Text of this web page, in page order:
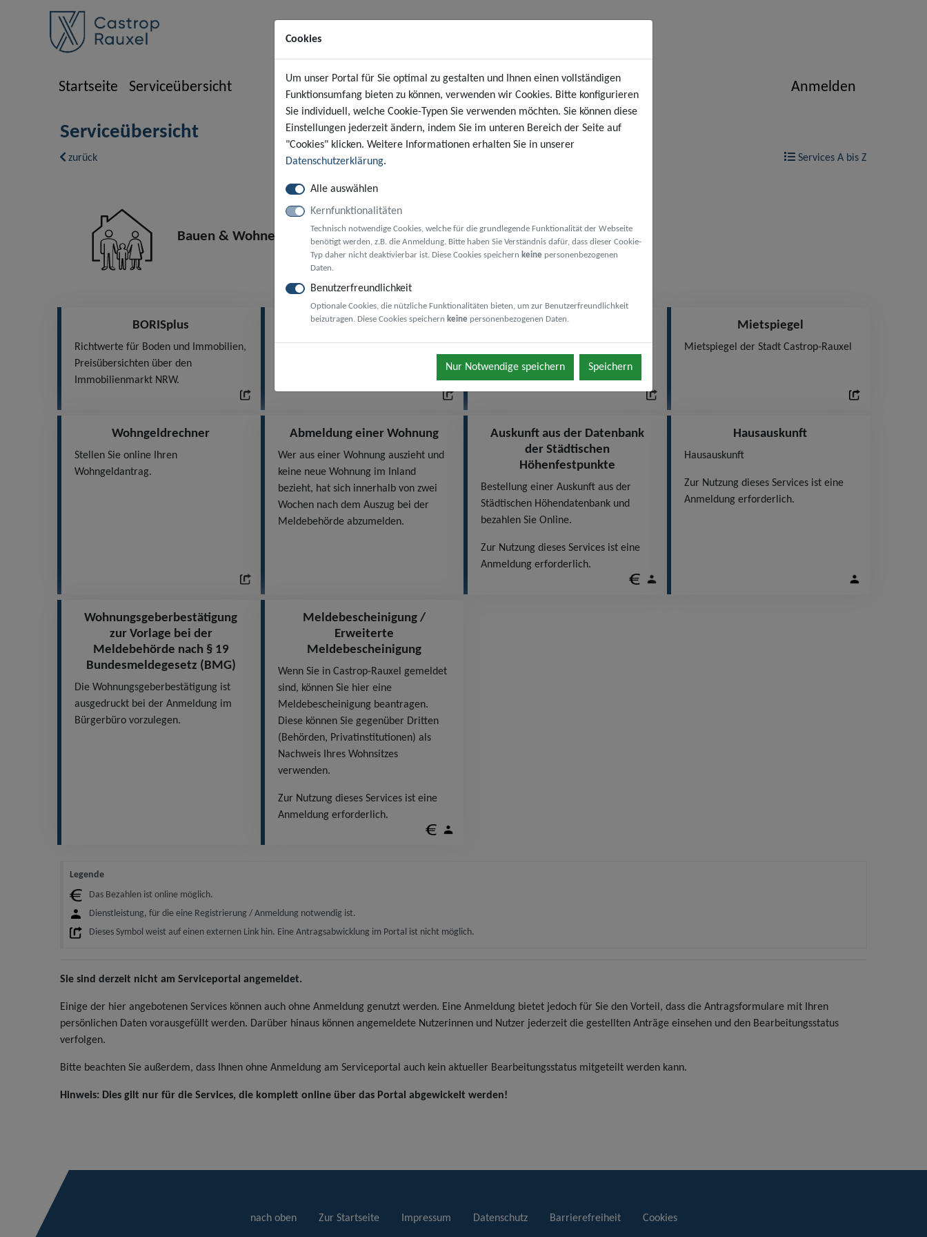
Cookies
Um unser Portal für Sie optimal zu gestalten und Ihnen einen vollständigen
Funktionsumfang bieten zu können, verwenden wir Cookies. Bitte konfigurieren
Sie individuell, welche Cookie-Typen Sie verwenden möchten. Sie können diese
Einstellungen jederzeit ändern, indem Sie im unteren Bereich der Seite auf
"Cookies" klicken. Weitere Informationen erhalten Sie in unserer
Datenschutzerklärung.
Alle auswählen
Kernfunktionalitäten
Technisch notwendige Cookies, welche für die grundlegende Funktionalität der Webseite
benötigt werden, z.B. die Anmeldung. Bitte haben Sie Verständnis dafür, dass dieser Cookie-
Typ daher nicht deaktivierbar ist. Diese Cookies speichern keine personenbezogenen
Daten.
Benutzerfreundlichkeit
Optionale Cookies, die nützliche Funktionalitäten bieten, um zur Benutzerfreundlichkeit
beizutragen. Diese Cookies speichern keine personenbezogenen Daten.
Nur Notwendige speichern Speichern
Startseite Serviceübersicht Anmelden
Serviceübersicht
zurück Services A bis Z
Bauen & Wohnen
BORISplus
Richtwerte für Boden und Immobilien,
Preisübersichten über den
Immobilienmarkt NRW.
CasGeoportal Luftbilder
der Vogelperspektive erleben
Mietspiegel
Mietspiegel der Stadt Castrop-Rauxel
Wohngeldrechner
Stellen Sie online Ihren
Wohngeldantrag.
Abmeldung einer Wohnung
Wer aus einer Wohnung auszieht und
keine neue Wohnung im Inland
bezieht, hat sich innerhalb von zwei
Wochen nach dem Auszug bei der
Meldebehörde abzumelden.
Auskunft aus der Datenbank
der Städtischen
Höhenfestpunkte
Bestellung einer Auskunft aus der
Städtischen Höhendatenbank und
bezahlen Sie Online.
Zur Nutzung dieses Services ist eine
Anmeldung erforderlich.
Hausauskunft
Hausauskunft
Zur Nutzung dieses Services ist eine
Anmeldung erforderlich.
Wohnungsgeberbestätigung
zur Vorlage bei der
Meldebehörde nach § 19
Bundesmeldegesetz (BMG)
Die Wohnungsgeberbestätigung ist
ausgedruckt bei der Anmeldung im
Bürgerbüro vorzulegen.
Meldebescheinigung /
Erweiterte
Meldebescheinigung
Wenn Sie in Castrop-Rauxel gemeldet
sind, können Sie hier eine
Meldebescheinigung beantragen.
Diese können Sie gegenüber Dritten
(Behörden, Privatinstitutionen) als
Nachweis Ihres Wohnsitzes
verwenden.
Zur Nutzung dieses Services ist eine
Anmeldung erforderlich.
Legende
Das Bezahlen ist online möglich.
Dienstleistung, für die eine Registrierung / Anmeldung notwendig ist.
Dieses Symbol weist auf einen externen Link hin. Eine Antragsabwicklung im Portal ist nicht möglich.
Sie sind derzeit nicht am Serviceportal angemeldet.
Einige der hier angebotenen Services können auch ohne Anmeldung genutzt werden. Eine Anmeldung bietet jedoch für Sie den Vorteil, dass die Antragsformulare mit Ihren
persönlichen Daten vorausgefüllt werden. Darüber hinaus können angemeldete Nutzerinnen und Nutzer jederzeit die gestellten Anträge einsehen und den Bearbeitungsstatus
verfolgen.
Bitte beachten Sie außerdem, dass Ihnen ohne Anmeldung am Serviceportal auch kein aktueller Bearbeitungsstatus mitgeteilt werden kann.
Hinweis: Dies gilt nur für die Services, die komplett online über das Portal abgewickelt werden!
nach oben Zur Startseite Impressum Datenschutz Barrierefreiheit Cookies